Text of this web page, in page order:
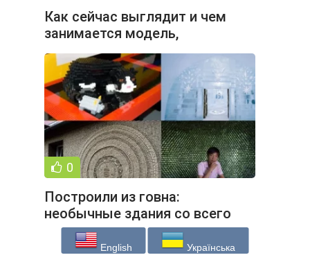
Как сейчас выглядит и чем
занимается модель,
сыгравшая Т-Х в третьем
0
Построили из говна:
необычные здания со всего
света (17 фото)
English Українська